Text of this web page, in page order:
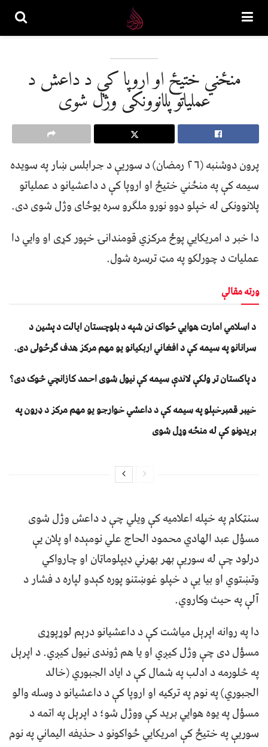
منځني ختیځ او اروپا کې د داعش د
عملیاتو پلانوونکی وژل شوی
پرون دوشنبه (۲۶ رمضان) د سوریې د جرابلس ښار په سویده
سیمه کې په منځني ختیځ او اروپا کې د داعشیانو د عملیاتو
پلانوونکی له خپلو دوو نورو ملګرو سره یوځای وژل شوی دی.
دا خبر د امریکايي پوځ مرکزي قومندانۍ خپور کړی او وايي دا
عملیات د چورلکو په مټ ترسره شول.
ورته مقالې
د اسلامي امارت هوايي ځواک نن شپه د بلوچستان ايالت د پشين د
سرانانو په سيمه کې د افغاني اربکيانو يو مهم مرکز هدف ګرځولی دی.
د پاکستان تر ولکې لاندې سیمه کې نیول شوی احمد کازانچي څوک دی؟
خیبر قمبرخېلو په سیمه کې د داعشي خوارجو یو مهم مرکز د ډرون په
بریدونو کې له منځه وړل شوی
سنټکام په خپله اعلامیه کې ویلي چې د داعش وژل شوی
مسؤل عبد الهادي محمود الحاج علي نومېده او پلان یې
درلود چې له سوریې بهر بهرني ډيپلوماټان او چارواکي
وتښتوي او بیا یې د خپلو غوښتنو پوره کېدو لپاره د فشار د
آلې په حیث وکاروي.
دا په روانه اپرېل میاشت کې د داعشیانو درېم لوړپوړی
مسؤل دی چې وژل کیږي او یا هم ژوندی نیول کیږي. د اپرېل
په څلورمه د ادلب په شمال کې د ایاد الجبوري (خالد
الجبوري) په نوم په ترکیه او اروپا کې د داعشیانو د وسله والو
مسؤل په یوه هوايي برید کې ووژل شو؛ د اپرېل په اتمه د
سوریې په ختیځ کې امریکايي ځواکونو د حذیفه الیماني په نوم